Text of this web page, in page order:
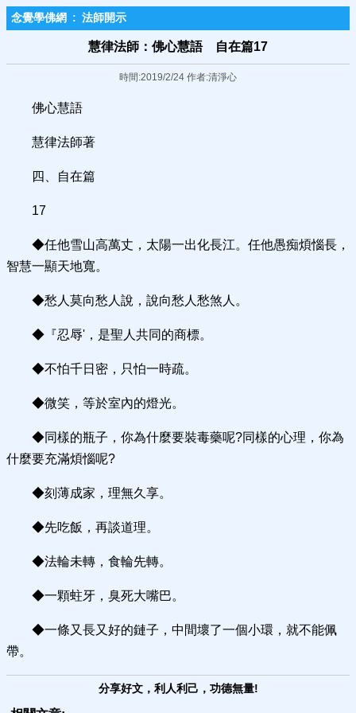
念覺學佛網 : 法師開示
慧律法師：佛心慧語 自在篇17
時間:2019/2/24 作者:清淨心
佛心慧語
慧律法師著
四、自在篇
17
◆任他雪山高萬丈，太陽一出化長江。任他愚痴煩惱長，
智慧一顯天地寬。
◆愁人莫向愁人說，說向愁人愁煞人。
◆『忍辱'，是聖人共同的商標。
◆不怕千日密，只怕一時疏。
◆微笑，等於室內的燈光。
◆同樣的瓶子，你為什麼要裝毒藥呢?同樣的心理，你為
什麼要充滿煩惱呢?
◆刻薄成家，理無久享。
◆先吃飯，再談道理。
◆法輪未轉，食輪先轉。
◆一顆蛀牙，臭死大嘴巴。
◆一條又長又好的鏈子，中間壞了一個小環，就不能佩
帶。
分享好文，利人利己，功德無量!